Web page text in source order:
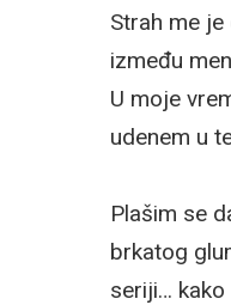
Strah me
između
U moje
udenem u
Plašim se
brkatog
seriji…